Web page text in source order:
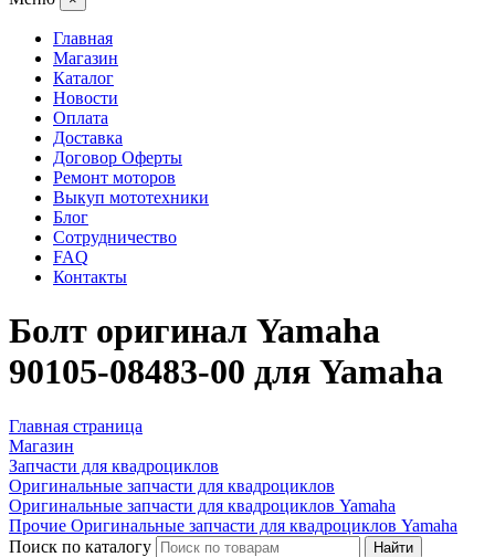
Главная
Магазин
Каталог
Новости
Оплата
Доставка
Договор Оферты
Ремонт моторов
Выкуп мототехники
Блог
Сотрудничество
FAQ
Контакты
Болт оригинал Yamaha
90105-08483-00 для Yamaha
Главная страница
Магазин
Запчасти для квадроциклов
Оригинальные запчасти для квадроциклов
Оригинальные запчасти для квадроциклов Yamaha
Прочие Оригинальные запчасти для квадроциклов Yamaha
Поиск по каталогу
Найти